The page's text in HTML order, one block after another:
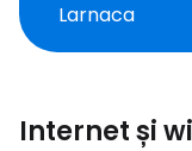
Larnaca
Internet și